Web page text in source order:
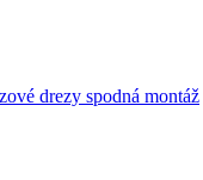
drezy spodná montáž